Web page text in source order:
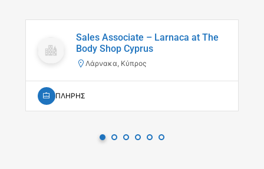
Sales Associate – Larnaca at The
Body Shop Cyprus
Λάρνακα, Κύπρος
ΠΛΗΡΗΣ